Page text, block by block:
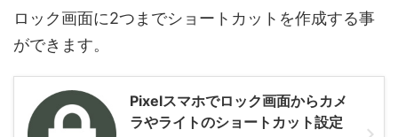
ロック画面に2つまでショートカットを作成する事
ができます。
Pixelスマホでロック画面からカメ
ラやライトのショートカット設定